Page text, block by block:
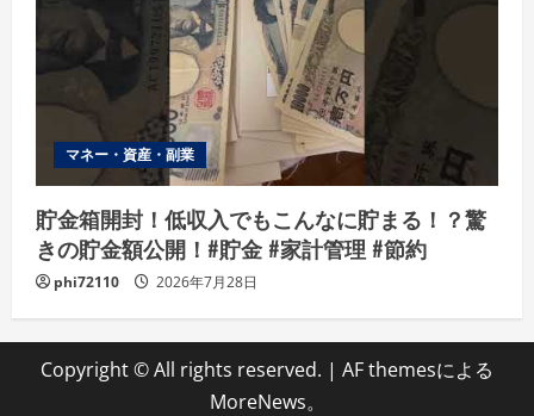
マネー・資産・副業
貯金箱開封！低収入でもこんなに貯まる！？驚
きの貯金額公開！#貯金 #家計管理 #節約
phi72110 2026年7月28日
Copyright © All rights reserved. | AF themesによる
MoreNews。